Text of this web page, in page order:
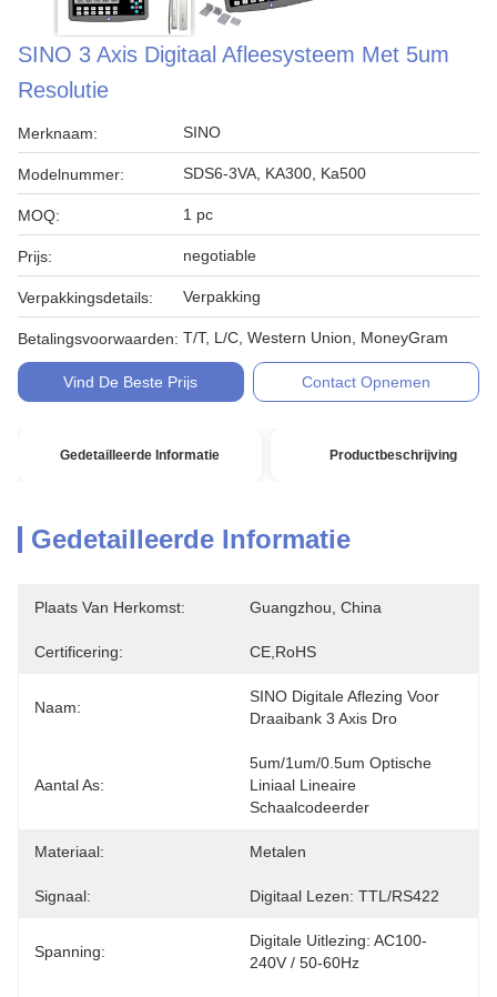
SINO 3 Axis Digitaal Afleesysteem Met 5um
Resolutie
Merknaam: SINO
Modelnummer: SDS6-3VA, KA300, Ka500
MOQ: 1 pc
Prijs: negotiable
Verpakkingsdetails: Verpakking
Betalingsvoorwaarden: T/T, L/C, Western Union, MoneyGram
Vind De Beste Prijs Contact Opnemen
Gedetailleerde Informatie Productbeschrijving
Gedetailleerde Informatie
Plaats Van Herkomst: Guangzhou, China
Certificering: CE,RoHS
Naam:
SINO Digitale Aflezing Voor
Draaibank 3 Axis Dro
Aantal As:
5um/1um/0.5um Optische
Liniaal Lineaire
Schaalcodeerder
Materiaal: Metalen
Signaal: Digitaal Lezen: TTL/RS422
Spanning:
Digitale Uitlezing: AC100-
240V / 50-60Hz